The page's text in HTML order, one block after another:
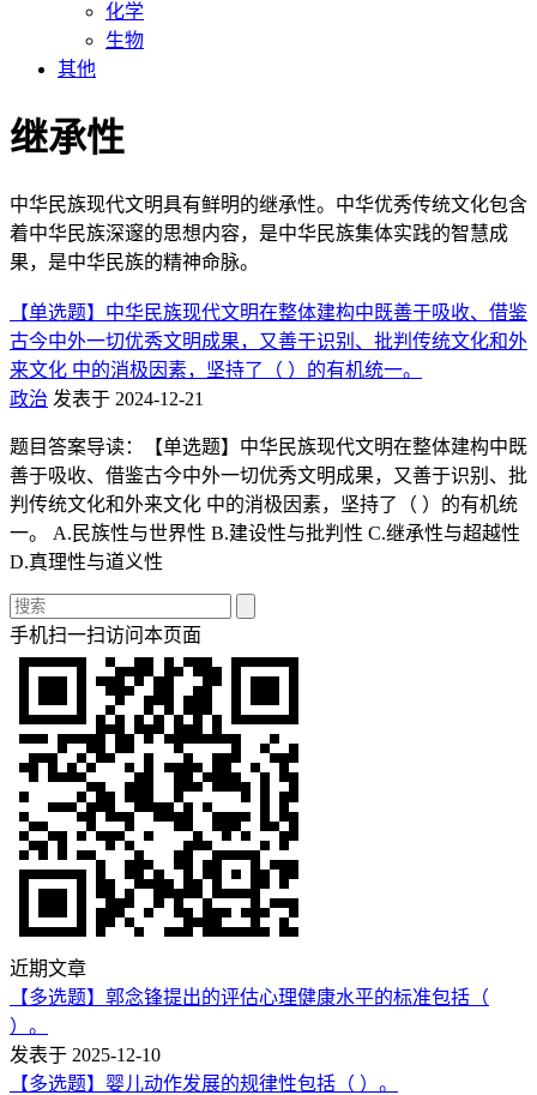
化学
生物
其他
继承性
中华民族现代文明具有鲜明的继承性。中华优秀传统文化包含
着中华民族深邃的思想内容，是中华民族集体实践的智慧成
果，是中华民族的精神命脉。
【单选题】中华民族现代文明在整体建构中既善于吸收、借鉴
古今中外一切优秀文明成果，又善于识别、批判传统文化和外
来文化 中的消极因素，坚持了（ ）的有机统一。
政治 发表于 2024-12-21
题目答案导读：【单选题】中华民族现代文明在整体建构中既
善于吸收、借鉴古今中外一切优秀文明成果，又善于识别、批
判传统文化和外来文化 中的消极因素，坚持了（ ）的有机统
一。 A.民族性与世界性 B.建设性与批判性 C.继承性与超越性
D.真理性与道义性
手机扫一扫访问本页面
近期文章
【多选题】郭念锋提出的评估心理健康水平的标准包括（
）。
发表于 2025-12-10
【多选题】婴儿动作发展的规律性包括（ ）。